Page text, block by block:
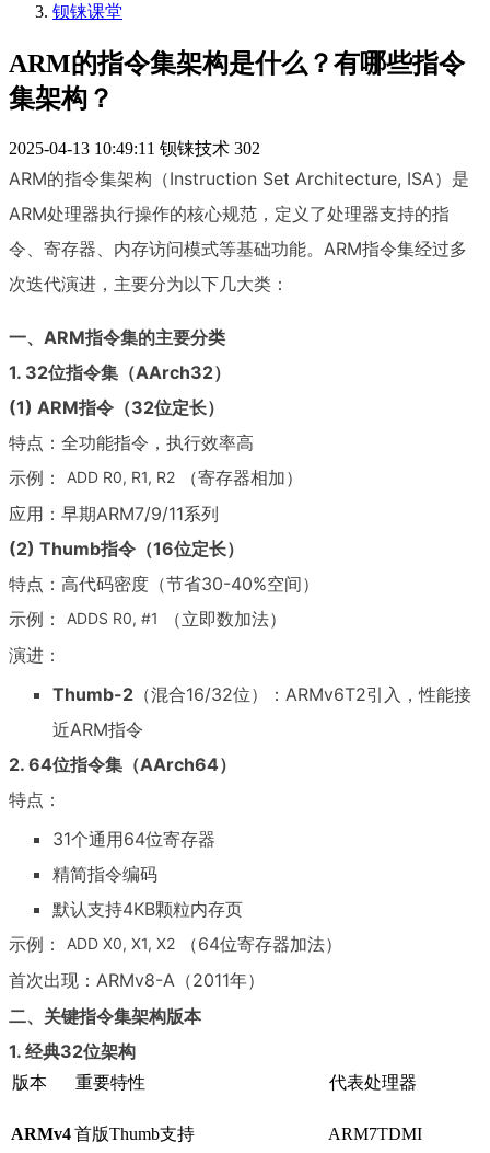
钡铼课堂
ARM的指令集架构是什么？有哪些指令
集架构？
2025-04-13 10:49:11 钡铼技术 302
ARM的指令集架构（Instruction Set Architecture, ISA）是
ARM处理器执行操作的核心规范，定义了处理器支持的指
令、寄存器、内存访问模式等基础功能。ARM指令集经过多
次迭代演进，主要分为以下几大类：
一、ARM指令集的主要分类
1. 32位指令集（AArch32）
(1) ARM指令（32位定长）
特点：全功能指令，执行效率高
示例：
ADD R0, R1, R2
（寄存器相加）
应用：早期ARM7/9/11系列
(2) Thumb指令（16位定长）
特点：高代码密度（节省30-40%空间）
示例：
ADDS R0, #1
（立即数加法）
演进：
Thumb-2 （混合16/32位）：ARMv6T2引入，性能接
近ARM指令
2. 64位指令集（AArch64）
特点：
31个通用64位寄存器
精简指令编码
默认支持4KB颗粒内存页
示例：
ADD X0, X1, X2
（64位寄存器加法）
首次出现：ARMv8-A（2011年）
二、关键指令集架构版本
1. 经典32位架构
版本 重要特性 代表处理器
ARMv4首版Thumb支持 ARM7TDMI